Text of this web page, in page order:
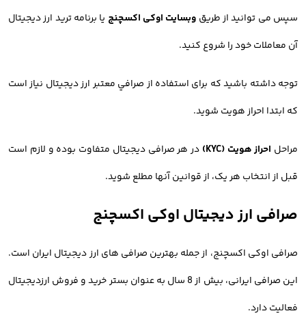
سپس می توانید از طریق وبسایت اوکی اکسچنج یا برنامه ترید ارز دیجیتال
آن معاملات خود را شروع کنید.
توجه داشته باشید که برای استفاده از صرافي معتبر ارز ديجيتال نیاز است
که ابتدا احراز هویت شوید.
مراحل احراز هویت (KYC)
در هر صرافی دیجیتال متفاوت بوده و لازم است
قبل از انتخاب هر یک، از قوانین آنها مطلع شوید.
صرافی ارز دیجیتال اوکی اکسچنج
صرافی اوکی اکسچنج، از جمله بهترین صرافی های ارز دیجیتال ایران است.
این صرافی ایرانی، بیش از 8 سال به عنوان بستر خرید و فروش ارزدیجیتال
فعالیت دارد.